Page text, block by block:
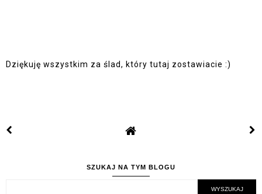
Dziękuję wszystkim za ślad, który tutaj zostawiacie :)
SZUKAJ NA TYM BLOGU